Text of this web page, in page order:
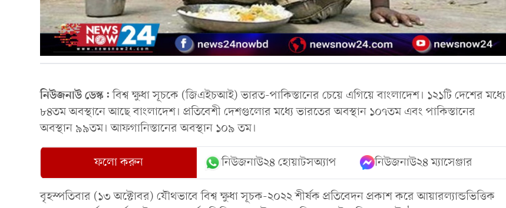
নিউজনাউ ডেস্ক:বিশ্ব ক্ষুধা সূচকে (জিএইচআই) ভারত-পাকিস্তানের চেয়ে এগিয়ে বাংলাদেশ। ১২১টি দেশের মধ্যে
৮৪তম অবস্থানে আছে বাংলাদেশ। প্রতিবেশী দেশগুলোর মধ্যে ভারতের অবস্থান ১০৭তম এবং পাকিস্তানের
অবস্থান ৯৯তম। আফগানিস্তানের অবস্থান ১০৯ তম।
ফলো করুন নিউজনাউ২৪ হোয়াটসঅ্যাপ নিউজনাউ২৪ ম্যাসেঞ্জার
বৃহস্পতিবার (১৩ অক্টোবর) যৌথভাবে বিশ্ব ক্ষুধা সূচক-২০২২ শীর্ষক প্রতিবেদন প্রকাশ করে আয়ারল্যান্ডভিত্তিক